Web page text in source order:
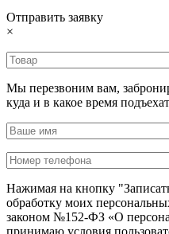
Отправить заявку
×
Мы перезвоним вам,
куда и в какое время
Нажимая на кнопку
обработку моих
законом №152-ФЗ «О